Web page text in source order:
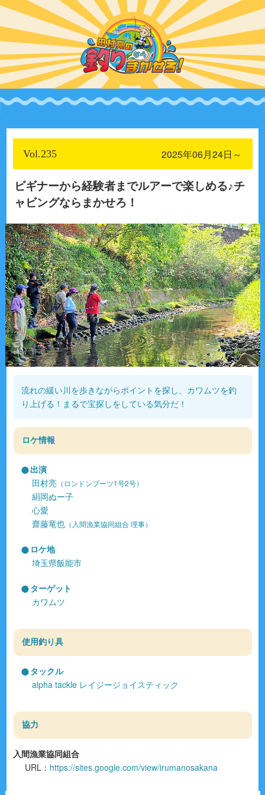
Vol.235 2025年06月24日～
ビギナーから経験者までルアーで楽しめる♪チ
ャビングならまかせろ！
流れの緩い川を歩きながらポイントを探し、カワムツを釣
り上げる！まるで宝探しをしている気分だ！
ロケ情報
出演
田村亮（ロンドンブーツ1号2号）
絹岡ぬー子
心愛
齋藤竜也（入間漁業協同組合 理事）
ロケ地
埼玉県飯能市
ターゲット
カワムツ
使用釣り具
タックル
alpha tackle レイジージョイスティック
協力
入間漁業協同組合
URL： https://sites.google.com/view/irumanosakana